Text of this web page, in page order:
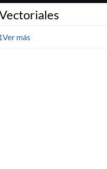
Ver más